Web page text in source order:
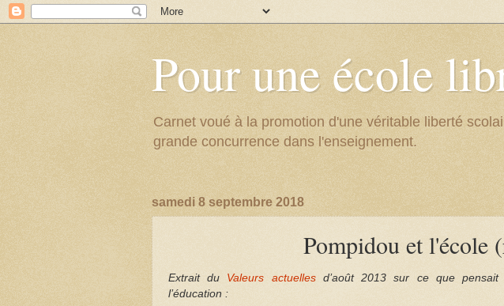
Pour une école
Carnet voué à la promotion d'une véritable liberté
grande concurrence dans l'enseignement.
samedi 8 septembre 2018
Pompidou et l'école
Extrait du Valeurs actuellesd’août 2013 sur ce que pensait
l’éducation :